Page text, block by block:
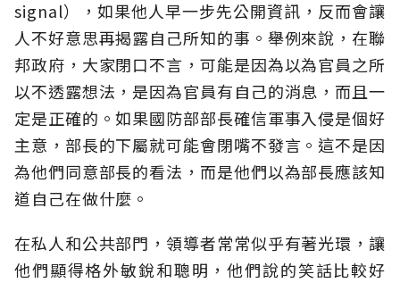
signal），如果他人早一步先公開資訊，反而會讓
人不好意思再揭露自己所知的事。舉例來說，在聯
邦政府，大家閉口不言，可能是因為以為官員之所
以不透露想法，是因為官員有自己的消息，而且一
定是正確的。如果國防部部長確信軍事入侵是個好
主意，部長的下屬就可能會閉嘴不發言。這不是因
為他們同意部長的看法，而是他們以為部長應該知
道自己在做什麼。
在私人和公共部門，領導者常常似乎有著光環，讓
他們顯得格外敏銳和聰明，他們說的笑話比較好